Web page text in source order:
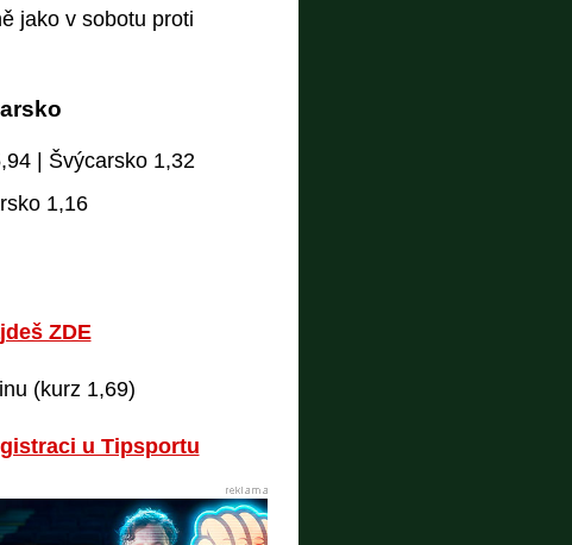
jako v sobotu proti
| Švýcarsko 1,32
1,16
ZDE
(kurz 1,69)
u Tipsportu